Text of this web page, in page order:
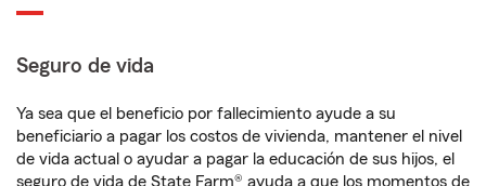
Seguro de vida
Ya sea que el beneficio por fallecimiento ayude a su
beneficiario a pagar los costos de vivienda, mantener el nivel
de vida actual o ayudar a pagar la educación de sus hijos, el
seguro de vida de State Farm® ayuda a que los momentos de